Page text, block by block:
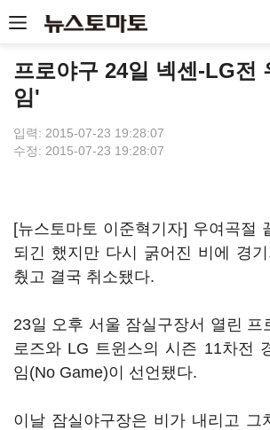
프로야구 24일 넥센-LG전
임'
입력: 2015-07-23 19:28:07
수정: 2015-07-23 19:28:07
[뉴스토마토 이준혁기자] 우여곡절
되긴 했지만 다시 굵어진 비에 경
췄고 결국 취소됐다.
23일 오후 서울 잠실구장서 열린 프
로즈와 LG 트윈스의 시즌 11차전
임(No Game)이 선언됐다.
이날 잠실야구장은 비가 내리고 그